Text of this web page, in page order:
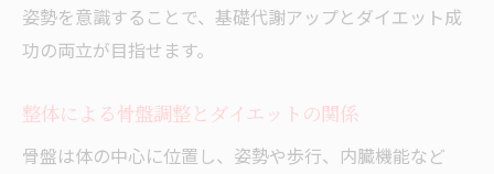
姿勢を意識することで、基礎代謝アップとダイエット成
功の両立が目指せます。
整体による骨盤調整とダイエットの関係
骨盤は体の中心に位置し、姿勢や歩行、内臓機能など